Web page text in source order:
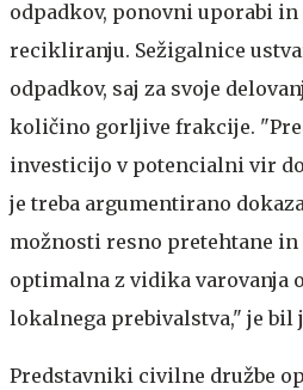
odpadkov, ponovni uporabi
recikliranju. Sežigalnice
odpadkov, saj za svoje
količino gorljive frakcije.
investicijo v potencialni vir
je treba argumentirano
možnosti resno pretehtane in
optimalna z vidika varovanja
lokalnega prebivalstva," je bil
Predstavniki civilne družbe